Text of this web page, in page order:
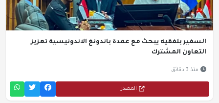
السفير بلفقيه يبحث مع عمدة باندونغ الاندونيسية تعزيز
التعاون المشترك
منذ 3 دقائق
المصدر